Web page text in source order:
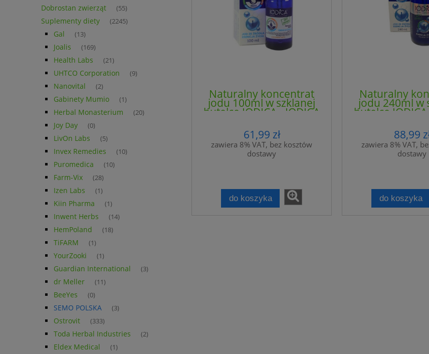
Dobrostan zwierząt (55)
Suplementy diety (2245)
Gal (13)
Joalis (169)
Health Labs (21)
UHTCO Corporation (9)
Nanovital (2)
Gabinety Mumio (1)
Herbal Monasterium (20)
Joy Day (0)
LivOn Labs (5)
Invex Remedies (10)
Puromedica (10)
Farm-Vix (28)
Izen Labs (1)
Kiin Pharma (1)
Inwent Herbs (14)
HemPoland (18)
TiFARM (1)
YourZooki (1)
Guardian International (3)
dr Meller (11)
BeeYes (0)
SEMO POLSKA (3)
Ostrovit (333)
Toda Herbal Industries (2)
Eldex Medical (1)
Naturalny koncentrat
jodu 100ml w szklanej
butelce IODICA - IODICA
61,99 zł
zawiera 8% VAT, bez kosztów
dostawy
do koszyka
Naturalny
jodu 240ml w
butelce IODICA
88,99
zawiera 8% VAT,
dostawy
do koszyka